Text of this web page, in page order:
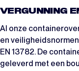
VERGUNNING
Al onze
en
EN 13782. De
geleverd met een